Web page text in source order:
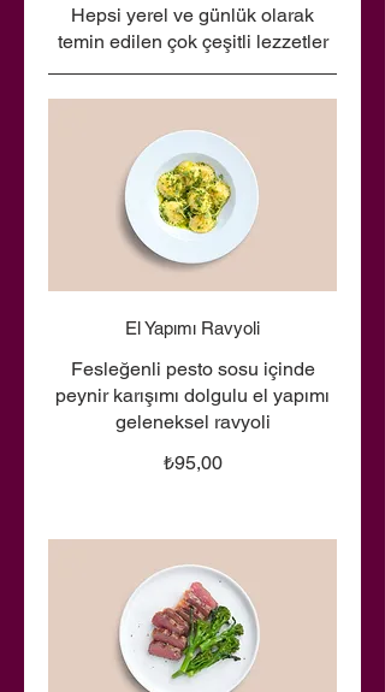
Hepsi yerel ve günlük olarak
temin edilen çok çeşitli lezzetler
El Yapımı Ravyoli
Fesleğenli pesto sosu içinde
peynir karışımı dolgulu el yapımı
geleneksel ravyoli
₺95,00